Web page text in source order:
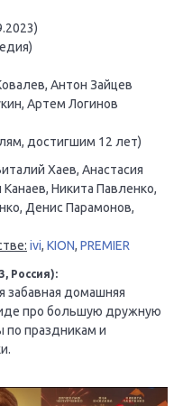
Антон Зайцев
Артем Логинов
достигшим 12 лет)
Хаев, Анастасия
Никита Павленко,
Денис Парамонов,
ivi, KION, PREMIER
Россия):
забавная домашняя
про большую дружную
по праздникам и